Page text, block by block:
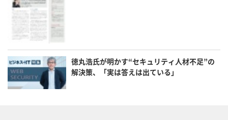
徳丸浩氏が明かす“セキュリティ人材不足”の
解決策、「実は答えは出ている」